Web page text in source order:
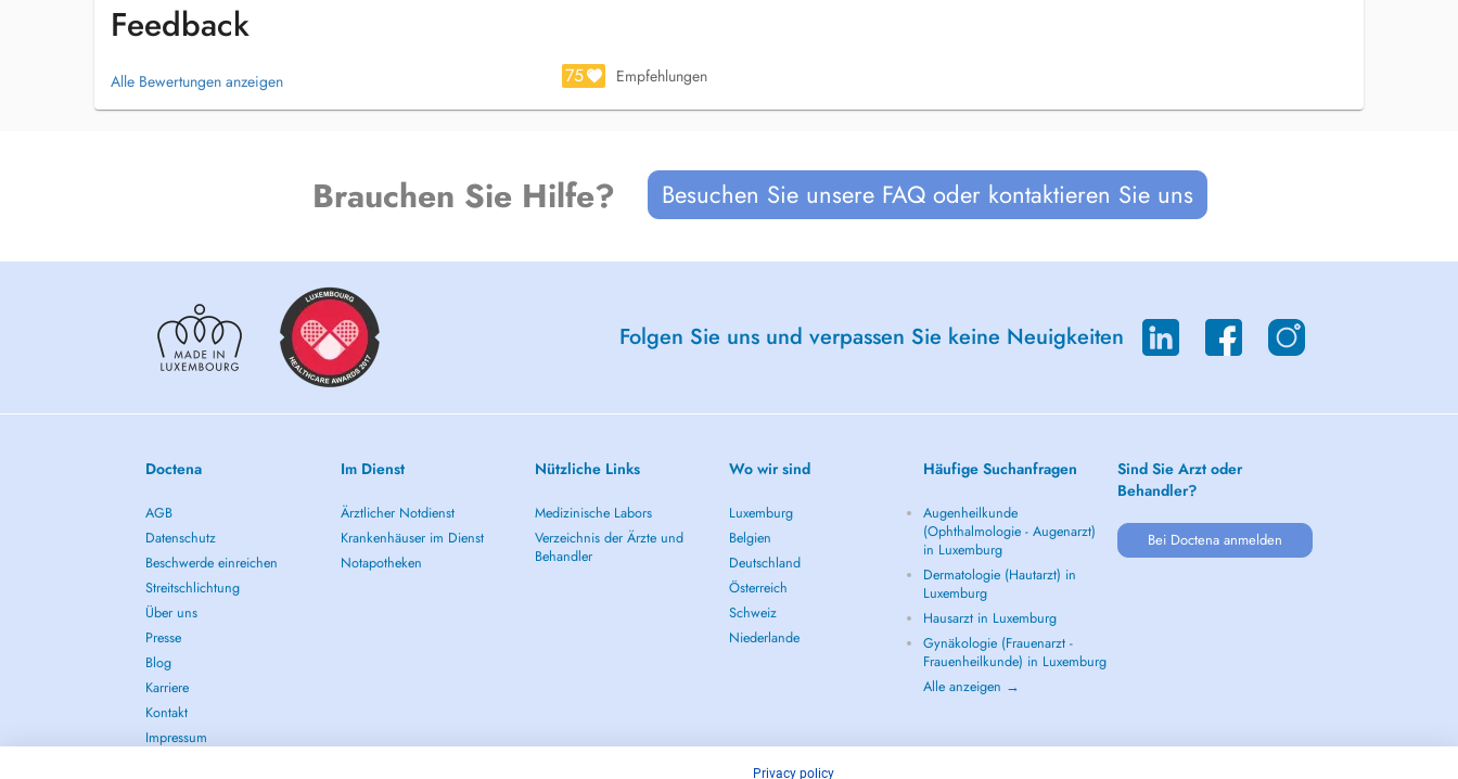
Feedback
Alle Bewertungen anzeigen 75 Empfehlungen
Brauchen Sie Hilfe? Besuchen Sie unsere FAQ oder kontaktieren Sie uns
Folgen Sie uns und verpassen Sie keine Neuigkeiten
Doctena
AGB
Datenschutz
Beschwerde einreichen
Streitschlichtung
Über uns
Presse
Blog
Karriere
Kontakt
Impressum
Im Dienst
Ärztlicher Notdienst
Krankenhäuser im Dienst
Notapotheken
Nützliche Links
Medizinische Labors
Verzeichnis der Ärzte und
Behandler
Wo wir sind
Luxemburg
Belgien
Deutschland
Österreich
Schweiz
Niederlande
Häufige Suchanfragen
Augenheilkunde
(Ophthalmologie - Augenarzt)
in Luxemburg
Dermatologie (Hautarzt) in
Luxemburg
Hausarzt in Luxemburg
Gynäkologie (Frauenarzt -
Frauenheilkunde) in Luxemburg
Alle anzeigen →
Sind Sie Arzt oder
Behandler?
Bei Doctena anmelden
Privacy policy